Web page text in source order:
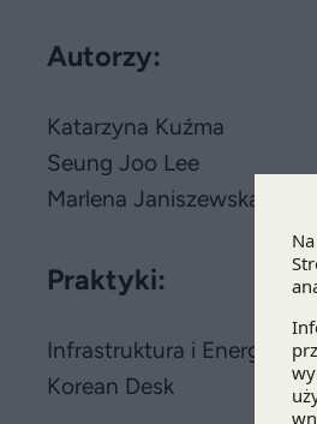
Autorzy:
Katarzyna Kuźma
Seung Joo Lee
Marlena Janiszewska
Praktyki:
Infrastruktura i Energetyka
Korean Desk